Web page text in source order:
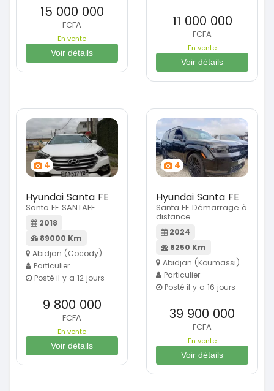
15 000 000
FCFA
En vente
Voir détails
11 000 000
FCFA
En vente
Voir détails
4
Hyundai Santa FE
Santa FE SANTAFE
2018
89000 Km
Abidjan (Cocody)
Particulier
Posté il y a 12 jours
9 800 000
FCFA
En vente
Voir détails
4
Hyundai Santa FE
Santa FE Démarrage à
distance
2024
8250 Km
Abidjan (Koumassi)
Particulier
Posté il y a 16 jours
39 900 000
FCFA
En vente
Voir détails